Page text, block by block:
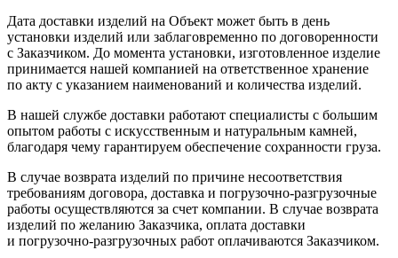
Дата доставки изделий на Объект может быть в день
установки изделий или заблаговременно по договоренности
с Заказчиком. До момента установки, изготовленное изделие
принимается нашей компанией на ответственное хранение
по акту с указанием наименований и количества изделий.
В нашей службе доставки работают специалисты с большим
опытом работы с искусственным и натуральным камней,
благодаря чему гарантируем обеспечение сохранности груза.
В случае возврата изделий по причине несоответствия
требованиям договора, доставка и погрузочно-разгрузочные
работы осуществляются за счет компании. В случае возврата
изделий по желанию Заказчика, оплата доставки
и погрузочно-разгрузочных работ оплачиваются Заказчиком.